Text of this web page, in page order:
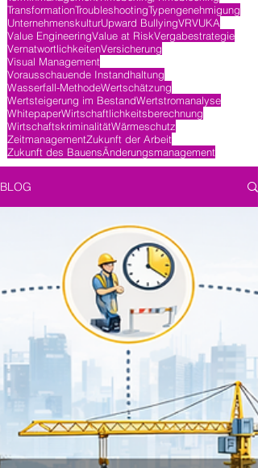
TransformationTroubleshootingTypengenehmigung
UnternehmenskulturUpward BullyingVRVUKA
Value EngineeringValue at RiskVergabestrategie
VernatwortlichkeitenVersicherung
Visual Management
Vorausschauende Instandhaltung
Wasserfall-MethodeWertschätzung
Wertsteigerung im BestandWertstromanalyse
WhitepaperWirtschaftlichkeitsberechnung
WirtschaftskriminalitätWärmeschutz
ZeitmanagementZukunft der Arbeit
Zukunft des BauensÄnderungsmanagement
BLOG